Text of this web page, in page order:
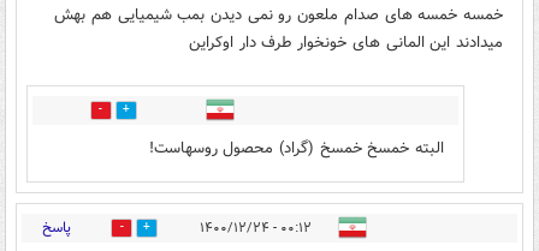
خمسه خمسه های صدام ملعون رو نمی دیدن بمب شیمیایی هم بهش
میدادند این المانی های خونخوار طرف دار اوکراین
0
البته خمسخ خمسخ (گراد) محصول روسهاست!
۰۰:۱۲ - ۱۴۰۰/۱۲/۲۴ 2 پاسخ